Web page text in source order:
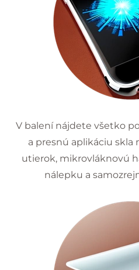
V balení nájdete všetko
a presnú aplikáciu skla
utierok, mikrovláknovú
nálepku a